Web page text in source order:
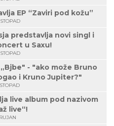
EP “Zaviri pod kožu”
predstavlja novi singl i
u Saxu!
- "ako može Bruno
i Kruno Jupiter?"
live album pod nazivom
live“!